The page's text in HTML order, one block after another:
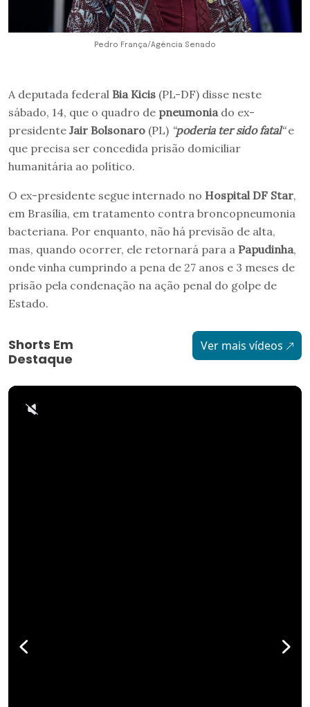
Pedro França/Agência Senado
A deputada federal Bia Kicis (PL-DF) disse neste
sábado, 14, que o quadro de pneumonia do ex-
presidente Jair Bolsonaro (PL) “poderia ter sido fatal“e
que precisa ser concedida prisão domiciliar
humanitária ao político.
O ex-presidente segue internado no Hospital DF Star,
em Brasília, em tratamento contra broncopneumonia
bacteriana. Por enquanto, não há previsão de alta,
mas, quando ocorrer, ele retornará para a Papudinha,
onde vinha cumprindo a pena de 27 anos e 3 meses de
prisão pela condenação na ação penal do golpe de
Estado.
Shorts Em
Destaque
Ver mais vídeos